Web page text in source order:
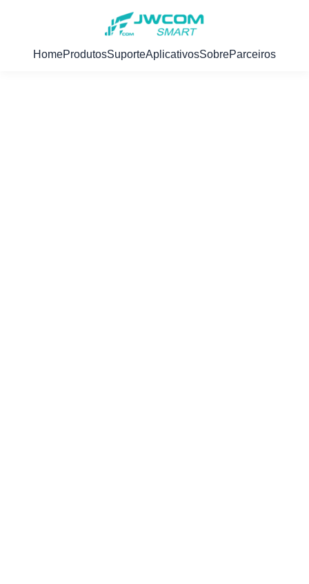
HomeProdutosSuporteAplicativosSobreParceiros